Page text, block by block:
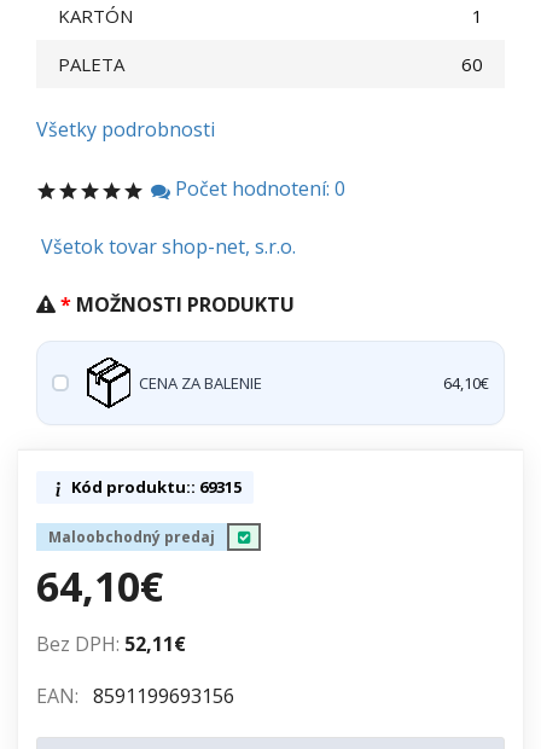
KARTÓN
1
PALETA
60
Všetky podrobnosti
Počet hodnotení: 0
Všetok tovar shop-net, s.r.o.
MOŽNOSTI PRODUKTU
CENA ZA BALENIE 64,10€
Kód produktu:: 69315
Maloobchodný predaj
64,10€
Bez DPH: 52,11€
EAN: 8591199693156